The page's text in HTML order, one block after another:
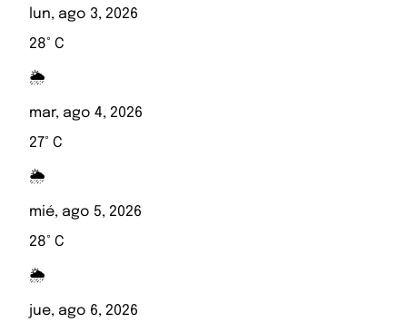
lun, ago 3, 2026
28° C
🌦️
mar, ago 4, 2026
27° C
🌦️
mié, ago 5, 2026
28° C
🌦️
jue, ago 6, 2026